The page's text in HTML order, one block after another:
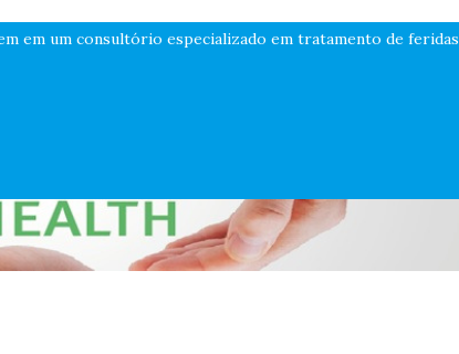
em um consultório especializado em tratamento de feridas